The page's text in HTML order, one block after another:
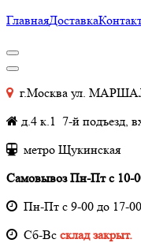
ГлавнаяДоставка
г.Москва ул.
д.4 к.1 7-й подъезд,
метро Щукинская
Самовывоз Пн-Пт с 10-
Пн-Пт с 9-00 до 17-00
Cб-Вс склад закрыт.